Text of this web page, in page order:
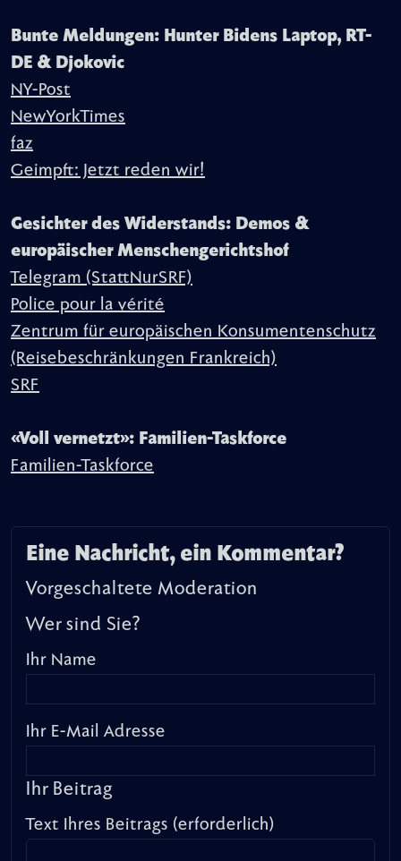
Bunte Meldungen: Hunter Bidens Laptop, RT-
DE & Djokovic
NY-Post
NewYorkTimes
faz
Geimpft: Jetzt reden wir!
Gesichter des Widerstands: Demos &
europäischer Menschengerichtshof
Telegram (StattNurSRF)
Police pour la vérité
Zentrum für europäischen Konsumentenschutz
(Reisebeschränkungen Frankreich)
SRF
«Voll vernetzt»: Familien-Taskforce
Familien-Taskforce
Eine Nachricht, ein Kommentar?
Vorgeschaltete Moderation
Wer sind Sie?
Ihr Name
Ihr E-Mail Adresse
Ihr Beitrag
Text Ihres Beitrags (erforderlich)